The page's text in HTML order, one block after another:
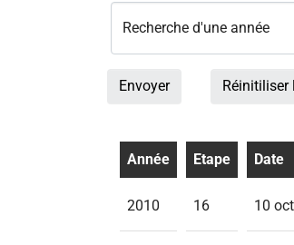
Recherche d'une année
Envoyer Réinitiliser
Année Etape Date
2010 16 10